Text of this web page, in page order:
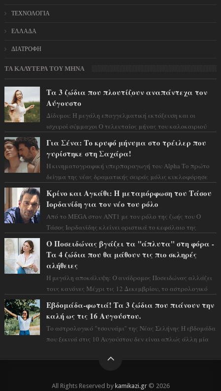
ΤΕΧΝΟΛΟΓΙΑ
ΕΛΛΑΔΑ
ΔΙΑΤΡΟΦΗ
ΤΑ ΚΑΛΥΤΕΡΑ ΤΟΥ ΜΗΝΑ
Τα 3 ζώδια που πλουτίζουν αναπάντεχα τον
Αύγουστο
Δίδυμοι: Η μεγάλη επαγγελματική εκτόξευση και οι
ισχυροί σύμμαχοι Ο τελευταίος μήνας του καλοκαιριού
Για Σένα: Το κρυφό μήνυμα στο τρέιλερ που
γυρίστηκε στη Σαχάρα!
Η κινηματογραφική υπερπαραγωγή του Alpha Το πρώτο
δείγμα της νέας δραματικής σειράς μόλις κυκλοφόρησε
Κρίνο και Αγκάθι: Η μεταμόρφωση του Τάσου
Ιορδανίδη για τον νέο του ρόλο
Από το MEGA στον ΑΝΤ1 με τον ρόλο της ζωής του Ο
Τάσος Ιορδανίδης κλείνει οριστικά το κεφάλαιο της
Ο Ποσειδώνας βγάζει τα "άπλυτα" στη φόρα -
Τα 4 ζώδια που θα μάθουν τις πιο σκληρές
αλήθειες
Η μεγάλη αποκάλυψη: Ο ανάδρομος Ποσειδώνας αλλάζει
τους κανόνες Μέχρι τις 12 Δεκεμβρίου, το αστρολογικό
Εβδομάδα-φωτιά! Τα 3 ζώδια που πιάνουν την
καλή ως τις 16 Αυγούστου.
Το αστρολογικό "τσουνάμι" της Νέας Σελήνης Η εβδομάδα
που ξεκινά στις 10 Αυγούστου δεν είναι απλώς άλλη μία
All Rights Reserved by kamikazi.gr© 2026